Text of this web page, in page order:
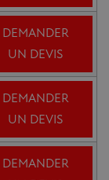
DEMANDER
UN DEVIS
DEMANDER
UN DEVIS
DEMANDER